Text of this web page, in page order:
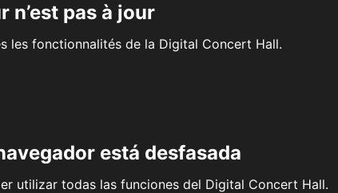
n’est pas à jour
les fonctionnalités de la Digital Concert Hall.
está desfasada
utilizar todas las funciones del Digital Concert Hall.